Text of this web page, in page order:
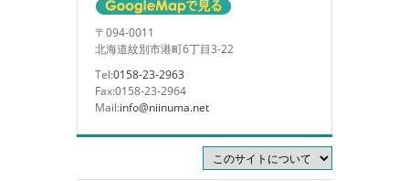
〒094-0011
北海道紋別市港町6丁目3-22
Tel:0158-23-2963
Fax:0158-23-2964
Mail:info@niinuma.net